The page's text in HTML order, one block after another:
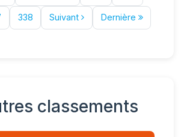
338 Suivant Dernière
classements